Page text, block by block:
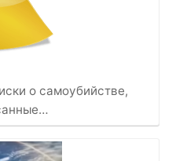
о самоубийстве,